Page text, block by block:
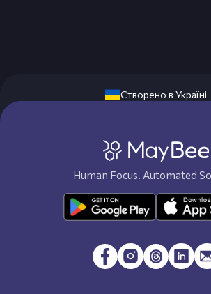
Створено в Україні
Human Focus. Automated